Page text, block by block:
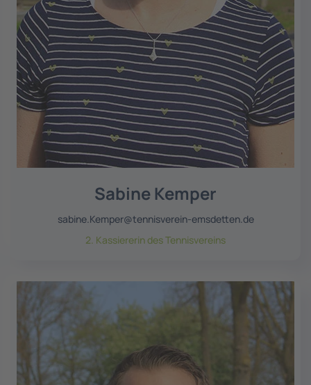
Sabine Kemper
sabine.Kemper@tennisverein-emsdetten.de
2. Kassiererin des Tennisvereins